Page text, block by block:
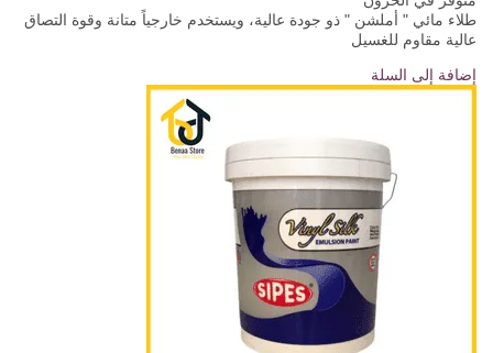
طلاء مائي " أملشن " ذو جودة عالية، ويستخدم خارجياً متانة وقوة التصاق
عالية مقاوم للغسيل
إضافة إلى السلة